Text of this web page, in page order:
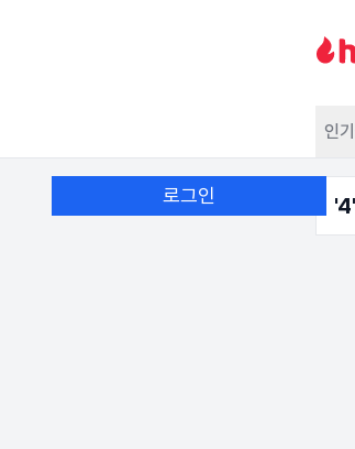
인
로그인 '4